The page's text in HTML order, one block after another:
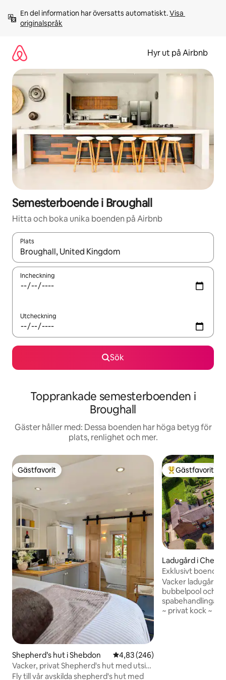
innehåll
En del information har översatts automatiskt. Visa
originalspråk
Hyr ut på Airbnb
Semesterboende i Broughall
Hitta och boka unika boenden på Airbnb
Plats
När resultaten är tillgängliga kan du navigera med upp- och
Incheckning
Utcheckning
Sök
Topprankade semesterboenden i
Broughall
Gäster håller med: Dessa boenden har höga betyg för
plats, renlighet och mer.
Gästfavorit
Gästfavorit
Shepherd’s hut i Shebdon 4,83 av 5 i genomsnittligt
4,83 (246)
Vacker, privat Shepherd's hut med utsikt
över sjön
Fly till vår avskilda shepherd's hut med
Populär
Gästfavorit
Ladugård i
nd Chester
Exklusivt boende
Spabehandlingar
Vacker
bubbelpool och
spabehandlingar/
~ privat kock ~